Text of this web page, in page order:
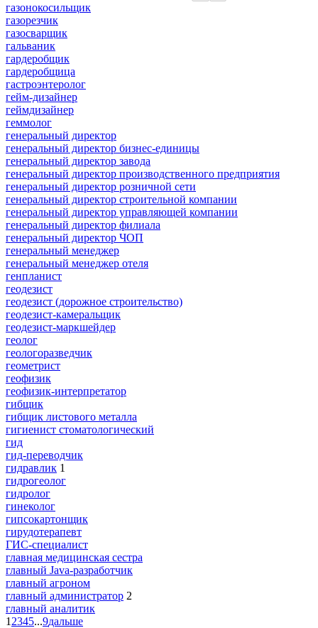
газонокосильщик
газорезчик
газосварщик
гальваник
гардеробщик
гардеробщица
гастроэнтеролог
гейм-дизайнер
геймдизайнер
геммолог
генеральный директор
генеральный директор бизнес-единицы
генеральный директор завода
генеральный директор производственного предприятия
генеральный директор розничной сети
генеральный директор строительной компании
генеральный директор управляющей компании
генеральный директор филиала
генеральный директор ЧОП
генеральный менеджер
генеральный менеджер отеля
генпланист
геодезист
геодезист (дорожное строительство)
геодезист-камеральщик
геодезист-маркшейдер
геолог
геологоразведчик
геометрист
геофизик
геофизик-интерпретатор
гибщик
гибщик листового металла
гигиенист стоматологический
гид
гид-переводчик
гидравлик 1
гидрогеолог
гидролог
гинеколог
гипсокартонщик
гирудотерапевт
ГИС-специалист
главная медицинская сестра
главный Java-разработчик
главный агроном
главный администратор 2
главный аналитик
1 2345...9дальше